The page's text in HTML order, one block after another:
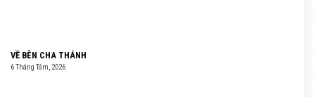
VỀ BÊN CHA THÁNH
6 Tháng Tám, 2026